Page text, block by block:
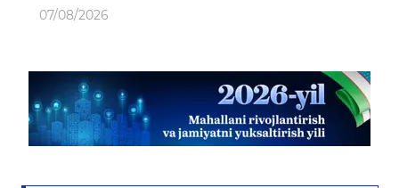
07/08/2026